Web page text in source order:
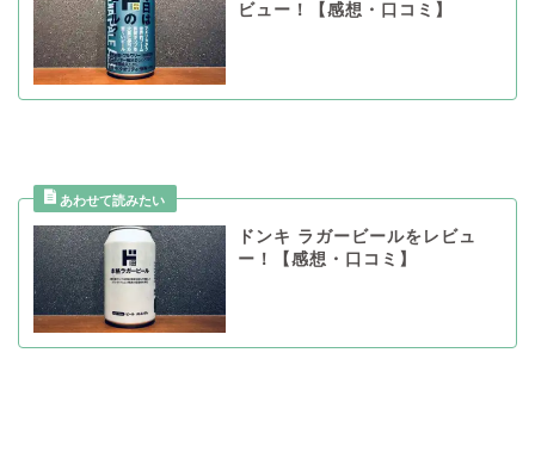
ビュー！【感想・口コミ】
ドンキ ラガービールをレビュ
ー！【感想・口コミ】